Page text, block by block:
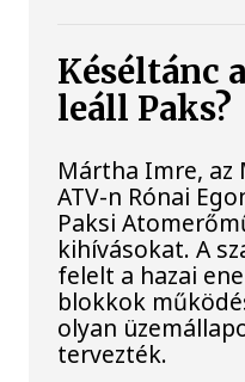
Késéltánc
leáll Paks?
Mártha Imre, az
ATV-n Rónai
Paksi
kihívásokat. A
felelt a hazai
blokkok
olyan
tervezték.